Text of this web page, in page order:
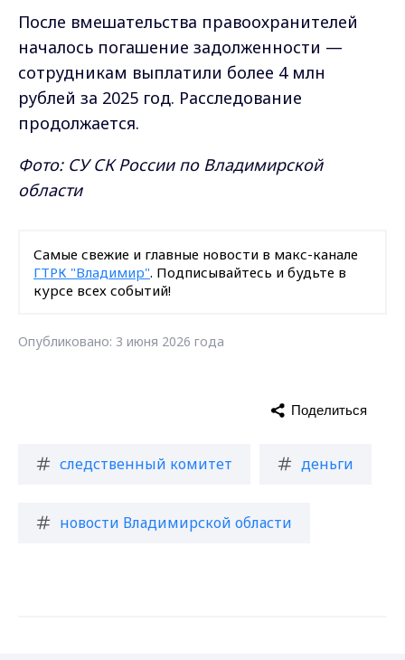
После вмешательства правоохранителей
началось погашение задолженности —
сотрудникам выплатили более 4 млн
рублей за 2025 год. Расследование
продолжается.
Фото: СУ СК России по Владимирской
области
Самые свежие и главные новости в макс-канале
ГТРК "Владимир". Подписывайтесь и будьте в
курсе всех событий!
Опубликовано: 3 июня 2026 года
следственный комитет деньги
новости Владимирской области
Поделиться